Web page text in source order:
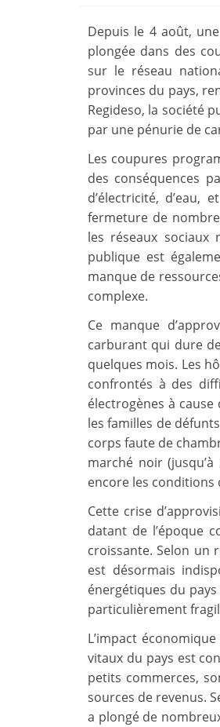
Depuis le 4 août,
plongée dans des
sur le réseau
provinces du pays,
Regideso, la société
par une pénurie de
Les coupures
des conséquences
d’électricité, d’eau,
fermeture de
les réseaux sociaux
publique est
manque de
complexe.
Ce manque
carburant qui dure
quelques mois. Les
confrontés à des
électrogènes à
les familles de
corps faute de
marché noir
encore les conditions
Cette crise
datant de l’époque
croissante. Selon un
est désormais
énergétiques du
particulièrement
L’impact
vitaux du pays est
petits commerces,
sources de revenus.
a plongé de